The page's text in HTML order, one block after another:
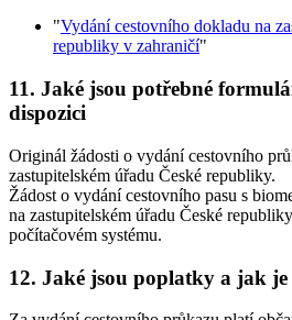
"Vydání cestovního dokladu na
republiky v zahraničí"
11. Jaké jsou potřebné
dispozici
Originál žádosti o vydání cestovního
zastupitelském úřadu České republiky.
Žádost o vydání cestovního pasu s
na zastupitelském úřadu České
počítačovém systému.
12. Jaké jsou poplatky a jak